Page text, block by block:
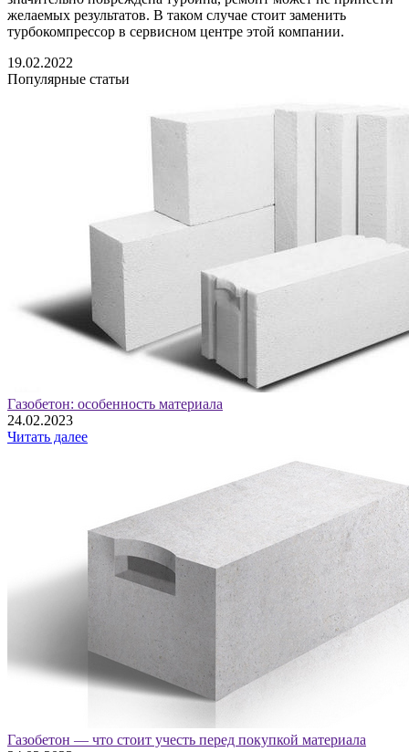
желаемых результатов. В таком случае стоит заменить
турбокомпрессор в сервисном центре этой компании.
19.02.2022
Популярные статьи
Газобетон: особенность материала
24.02.2023
Читать далее
Газобетон — что стоит учесть перед покупкой материала